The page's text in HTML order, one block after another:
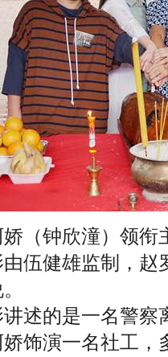
钟欣潼）领衔
伍健雄监制，
的是一名警察
饰演一名社工，